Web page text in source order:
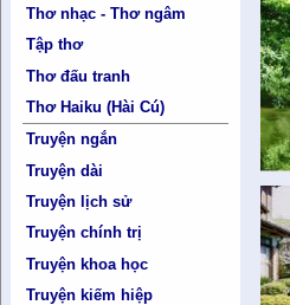
Thơ nhạc - Thơ ngâm
Tập thơ
Thơ đấu tranh
Thơ Haiku (Hài Cú)
Truyện ngắn
Truyện dài
Truyện lịch sử
Truyện chính trị
Truyện khoa học
Truyện kiếm hiệp